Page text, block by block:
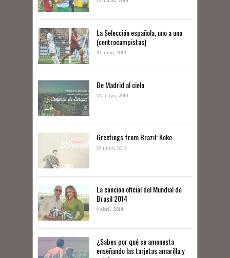
La Selección española, uno a uno
(centrocampistas)
10 junio, 2014
De Madrid al cielo
22 mayo, 2014
Greetings from Brazil: Koke
13 junio, 2014
La canción oficial del Mundial de
Brasil 2014
9 abril, 2014
¿Sabes por qué se amonesta
enseñando las tarjetas amarilla y